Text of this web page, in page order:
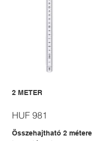
2 METER
Price
HUF 981
Összehajtható 2